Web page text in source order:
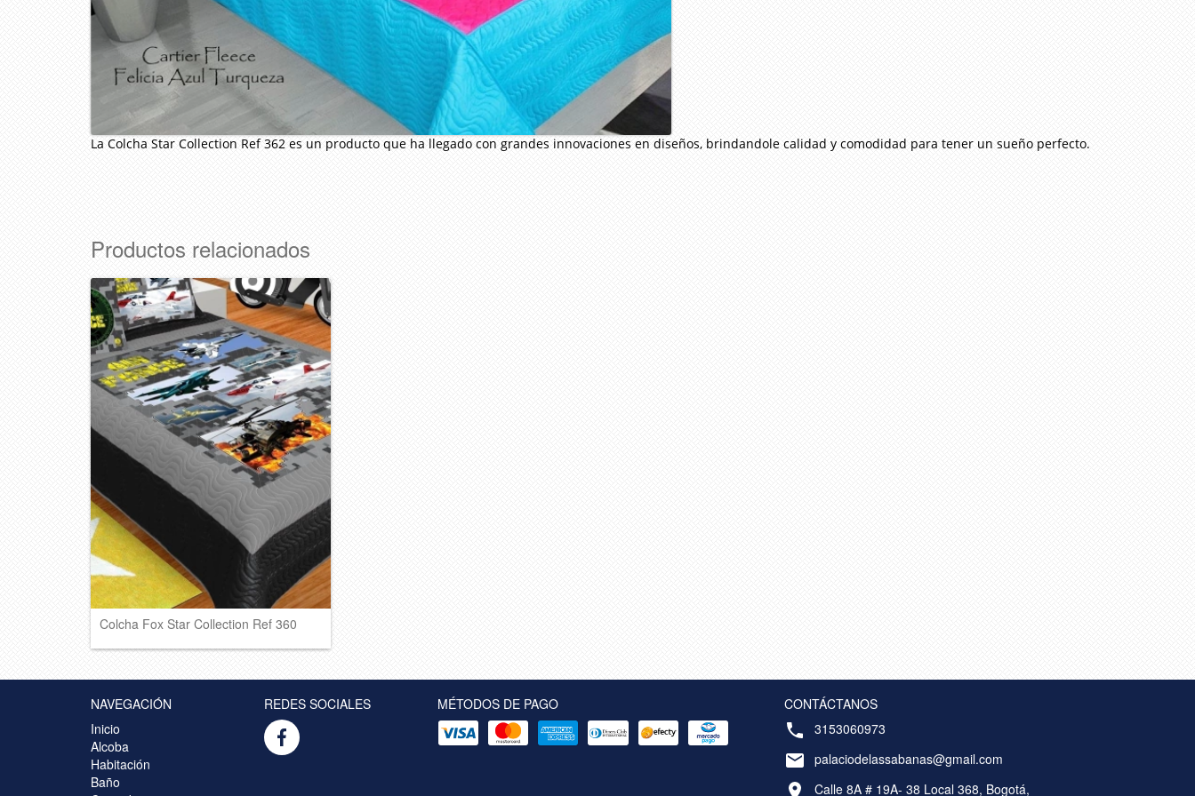
La Colcha Star Collection Ref 362 es un producto que ha llegado con grandes innovaciones en diseños, brindandole calidad y comodidad para tener un sueño perfecto.
Productos relacionados
Colcha Fox Star Collection Ref 360
NAVEGACIÓN
Inicio
Alcoba
Habitación
Baño
REDES SOCIALES MÉTODOS DE PAGO
CONTÁCTANOS
3153060973
palaciodelassabanas@gmail.com
Calle 8A # 19A- 38 Local 368, Bogotá,